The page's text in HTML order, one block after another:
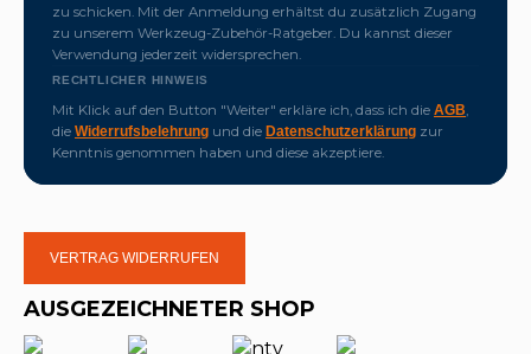
zu schicken. Mit der Anmeldung erhältst du zusätzlich Zugang
zu unserem Werkzeug-Zubehör-Ratgeber. Du kannst dieser
Verwendung jederzeit widersprechen.
RECHTLICHER HINWEIS
Mit Klick auf den Button "Weiter" erkläre ich, dass ich die AGB
die Widerrufsbelehrung und die Datenschutzerklärung zur
Kenntnis genommen haben und diese akzeptiere.
VERTRAG WIDERRUFEN
AUSGEZEICHNETER SHOP